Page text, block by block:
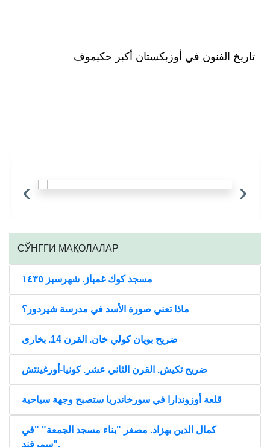
تاريخ الفنون في أوزبكستان أكبر حكيموف
‹ ›
CЎНГГИ МАҚОЛАЛАР
مسجد كوك غمباز. شهرسبز ١٤٣٥
ماذا تعني صورة الأسد في مدرسة شيردور؟
ضريح بويان كولي خان. القرن 14. بخارى
ضريح تكيش. القرن الثاني عشر. كونيا-أورغينتش
قلعة أوزوندارا في سورخاندريا ستصبح وجهة سياحية
كمال الدين بهزاد. مصغر "بناء مسجد الجمعة" "في
سمرقند".